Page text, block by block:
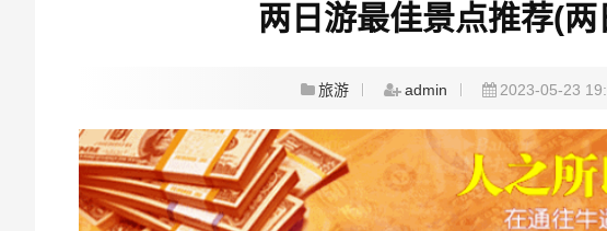
两日游最佳景点推荐(
旅游 admin 2023-05-23